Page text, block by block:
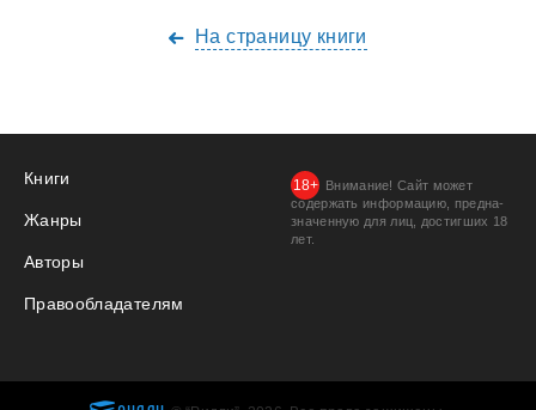
На страницу книги
Книги
Жанры
Авторы
Правообладателям
Внимание! Сайт может
содержать информацию, предна­
значенную для лиц, дости­гших 18
лет.